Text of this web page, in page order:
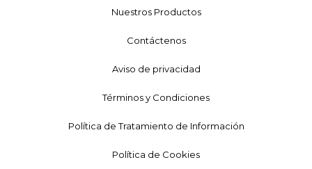
Nuestros Productos
Contáctenos
Aviso de privacidad
Términos y Condiciones
Política de Tratamiento de Información
Política de Cookies